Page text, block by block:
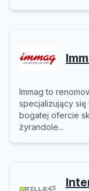
Immag to
specjalizujący
bogatej ofercie
żyrandole...